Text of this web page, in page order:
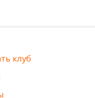
клуб